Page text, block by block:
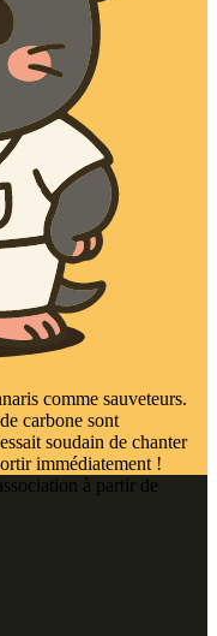
comme sauveteurs.
carbone sont
soudain de chanter
immédiatement !
à partir de